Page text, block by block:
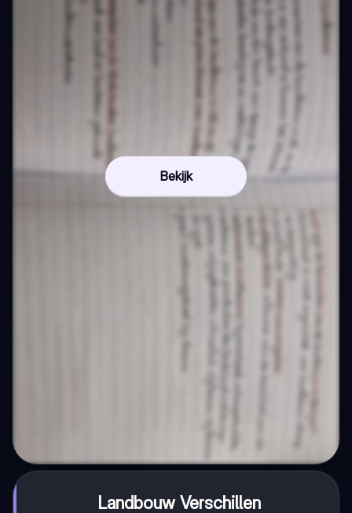
Bekijk
Landbouw Verschillen